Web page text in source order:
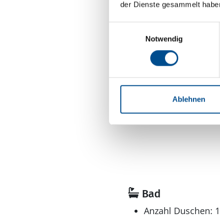
der Dienste gesammelt
Notwendig
Ablehnen
Verbrauch inklusive
Wohnfläche: 43 m²
Schlafbereich
Anzahl
Bad
Anzahl Duschen: 1